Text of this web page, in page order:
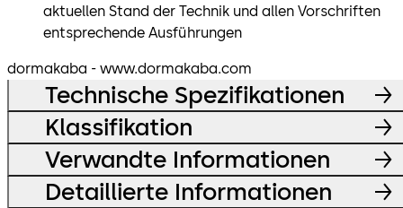
aktuellen Stand der Technik und allen Vorschriften
entsprechende Ausführungen
dormakaba - www.dormakaba.com
Technische Spezifikationen
Klassifikation
Verwandte Informationen
Detaillierte Informationen